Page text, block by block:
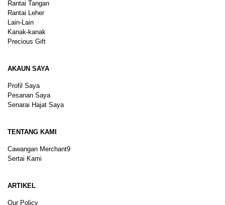
Rantai Tangan
Rantai Leher
Lain-Lain
Kanak-kanak
Precious Gift
AKAUN SAYA
Profil Saya
Pesanan Saya
Senarai Hajat Saya
TENTANG KAMI
Cawangan Merchant9
Sertai Kami
ARTIKEL
Our Policy